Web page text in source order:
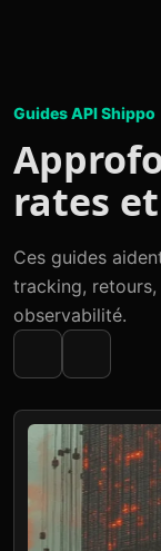
Guides API Shippo
rates
Ces guides
tracking,
observabilité.